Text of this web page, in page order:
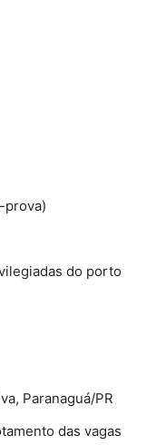
prova)
do porto
Paranaguá/PR
das vagas